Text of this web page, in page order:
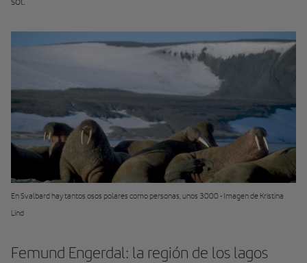
En Svalbard hay tantos osos polares como personas, unos 3000 - Imagen de Kristina
Lind
Femund Engerdal: la región de los lagos